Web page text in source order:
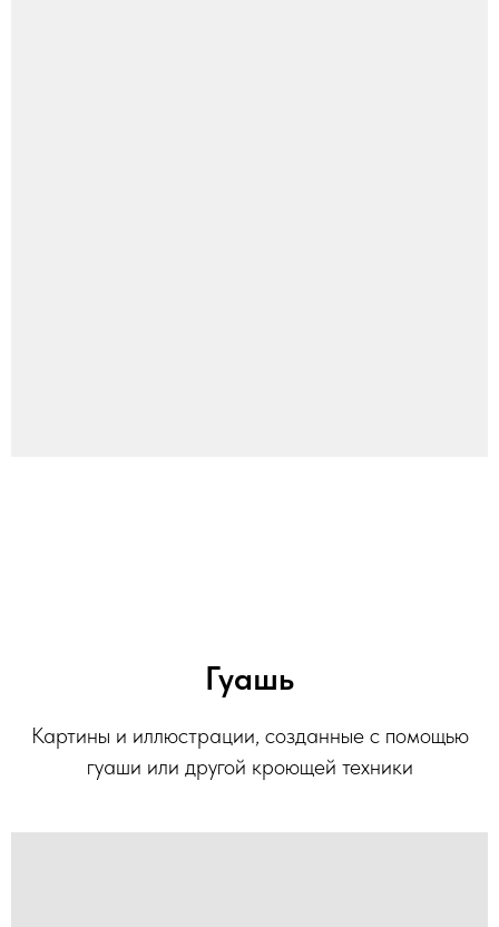
Гуашь
Картины и иллюстрации, созданные с помощью
гуаши или другой кроющей техники